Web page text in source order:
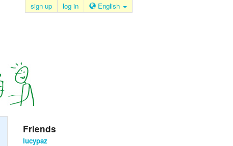
sign up log in English
Friends
lucypaz